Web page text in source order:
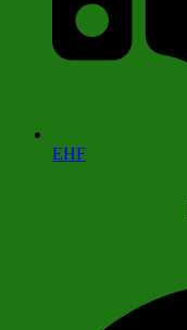
EHF